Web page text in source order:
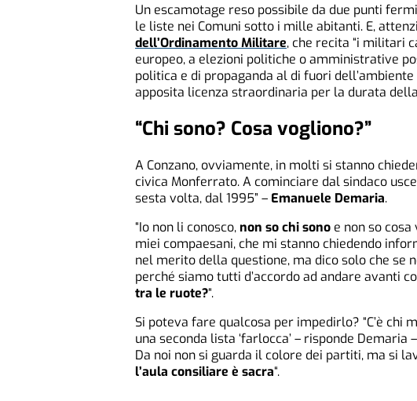
Un escamotage reso possibile da due punti
le liste nei Comuni sotto i mille abitanti. E,
dell’Ordinamento Militare, che recita “i militari
europeo, a elezioni politiche o amministrative
politica e di propaganda al di fuori
apposita licenza straordinaria per la durata
“Chi sono? Cosa vogliono?”
A Conzano, ovviamente, in molti si stanno
civica Monferrato. A cominciare dal sindaco
sesta volta, dal 1995” – Emanuele Demaria.
“Io non li conosco,non so chi sono e non so
miei compaesani, che mi stanno chiedendo
nel merito della questione, ma dico solo che se
perché siamo tutti d’accordo ad andare avanti
tra le ruote?“.
Si poteva fare qualcosa per impedirlo? “C’è chi
una seconda lista ‘farlocca’ – risponde Demaria
Da noi non si guarda il colore dei partiti, ma si
l’aula consiliare è sacra“.